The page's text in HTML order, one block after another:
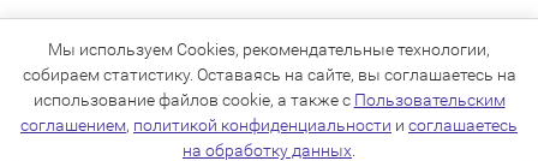
Мы используем Cookies, рекомендательные технологии,
собираем статистику. Оставаясь на сайте, вы соглашаетесь на
использование файлов cookie, а также с Пользовательским
соглашением, политикой конфиденциальности и соглашаетесь
на обработку данных